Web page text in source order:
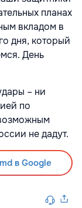
планах
вкладом в
дня, который
День
– ни
по
не дадут.
в Google